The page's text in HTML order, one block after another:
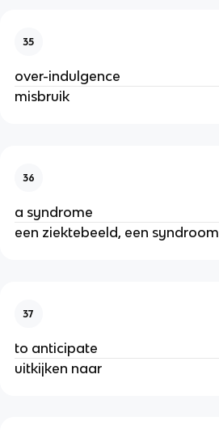
35
over-indulgence
misbruik
36
a syndrome
een ziektebeeld, een syndroom
37
to anticipate
uitkijken naar